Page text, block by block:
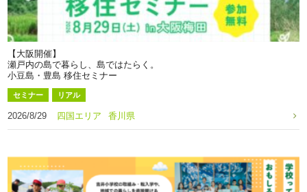
【大阪開催】
瀬戸内の島で暮らし、島ではたらく。
小豆島・豊島 移住セミナー
セミナー リアル
2026/8/29 四国エリア 香川県